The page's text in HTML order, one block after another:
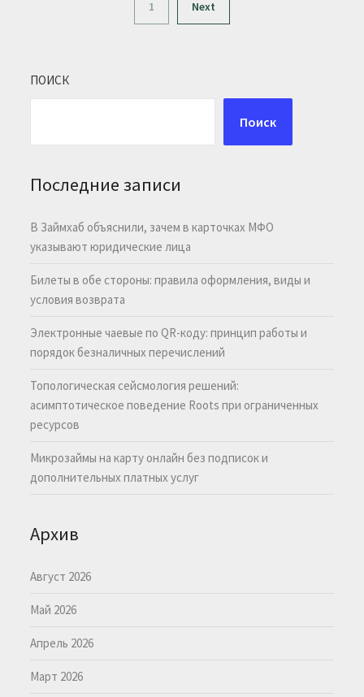
1 Next
ПОИСК
Поиск
Последние записи
В Займхаб объяснили, зачем в карточках МФО
указывают юридические лица
Билеты в обе стороны: правила оформления, виды и
условия возврата
Электронные чаевые по QR-коду: принцип работы и
порядок безналичных перечислений
Топологическая сейсмология решений:
асимптотическое поведение Roots при ограниченных
ресурсов
Микрозаймы на карту онлайн без подписок и
дополнительных платных услуг
Архив
Август 2026
Май 2026
Апрель 2026
Март 2026